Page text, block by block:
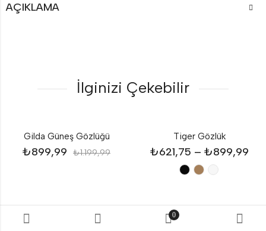
AÇIKLAMA
İlginizi Çekebilir
Gilda Güneş Gözlüğü
₺899,99 ₺1.199,99
Tiger Gözlük
₺621,75 – ₺899,99
0